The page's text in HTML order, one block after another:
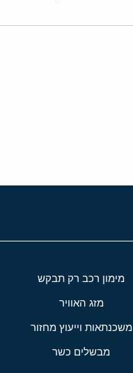
מימון רכב רק תבקש
מזג האוויר
משכנתאות וייעוץ מחזור
מבשלים כשר